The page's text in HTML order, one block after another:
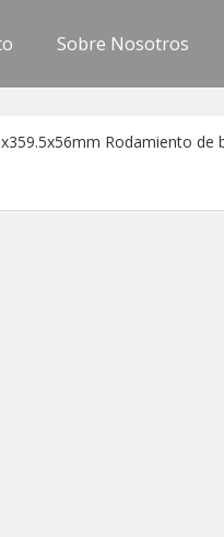
Sobre Nosotros
Rodamiento